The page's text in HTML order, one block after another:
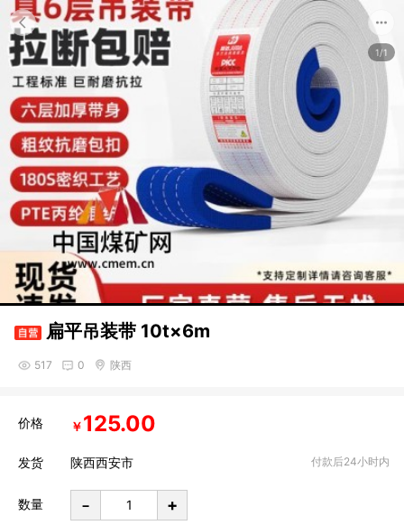
1/1
扁平吊装带 10t×6m
517 0 陕西
价格 ￥125.00
发货 陕西西安市 付款后24小时内
数量 - +